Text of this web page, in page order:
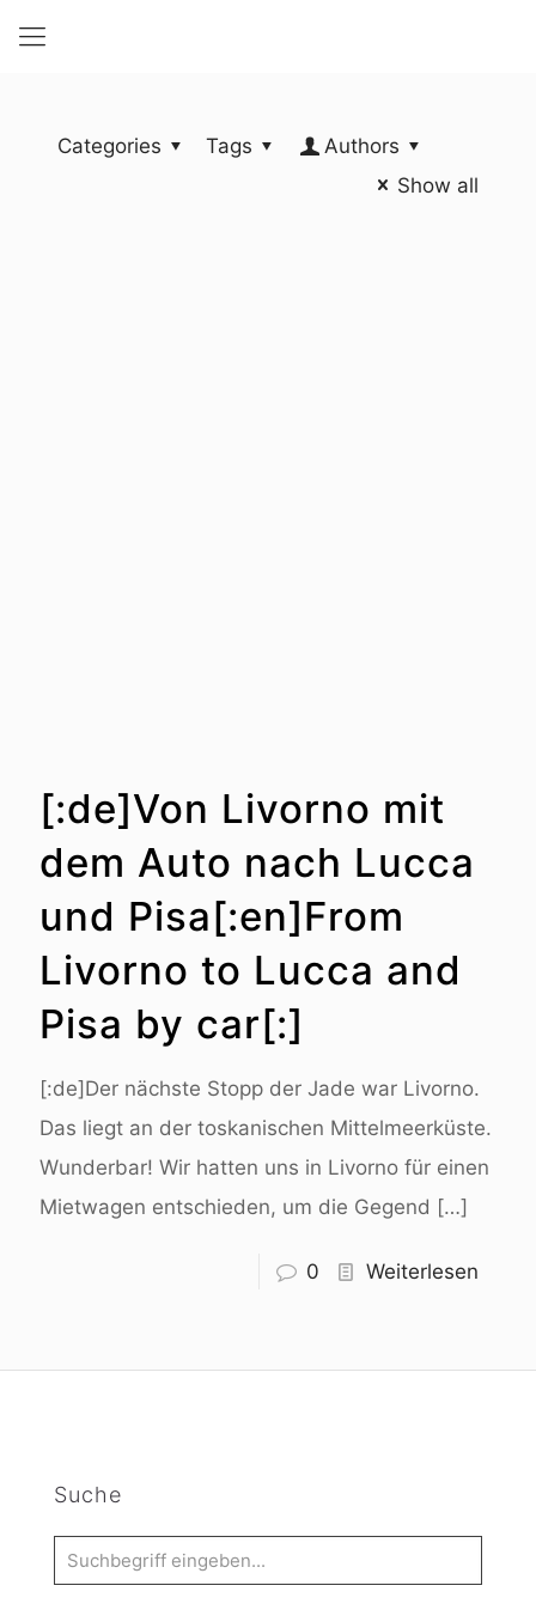
Categories Tags
Authors
Show all
[:de]Von Livorno mit
dem Auto nach Lucca
und Pisa[:en]From
Livorno to Lucca and
Pisa by car[:]
[:de]Der nächste Stopp der Jade war Livorno.
Das liegt an der toskanischen Mittelmeerküste.
Wunderbar! Wir hatten uns in Livorno für einen
Mietwagen entschieden, um die Gegend […]
0 Weiterlesen
Suche